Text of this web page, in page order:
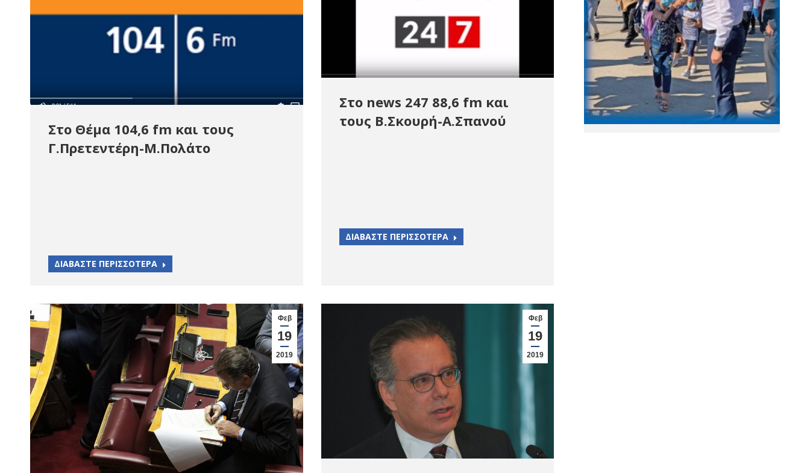
Στο Θέμα 104,6 fm και τους
Γ.Πρετεντέρη-Μ.Πολάτο
ΔΙΑΒΑΣΤΕ ΠΕΡΙΣΣΟΤΕΡΑ
Στο news 247 88,6 fm και
τους Β.Σκουρή-Α.Σπανού
ΔΙΑΒΑΣΤΕ ΠΕΡΙΣΣΟΤΕΡΑ
Φεβ
19
2019
Φεβ
19
2019